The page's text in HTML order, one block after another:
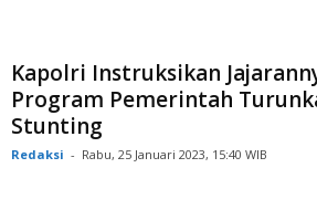
Kapolri Instruksikan
Program Pemerintah
Stunting
Redaksi - Rabu, 25 Januari 2023, 15:40 WIB